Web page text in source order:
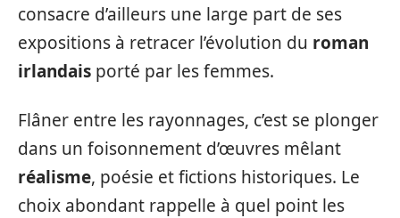
consacre d’ailleurs une large part de ses
expositions à retracer l’évolution du roman
irlandais porté par les femmes.
Flâner entre les rayonnages, c’est se plonger
dans un foisonnement d’œuvres mêlant
réalisme, poésie et fictions historiques. Le
choix abondant rappelle à quel point les